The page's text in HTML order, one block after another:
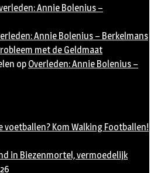
Annie Bolenius –
Annie Bolenius – Berkelmans
met de Geldmaat
op Overleden: Annie Bolenius –
voetballen? Kom Walking Footballen!
in Biezenmortel, vermoedelijk